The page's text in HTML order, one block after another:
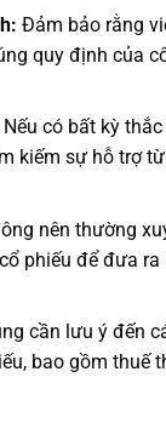
Đảm bảo rằng
quy định của
Nếu có bất kỳ thắc
kiếm sự hỗ trợ từ
nên thường
phiếu để đưa ra
cần lưu ý đến
bao gồm thuế